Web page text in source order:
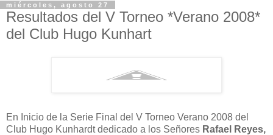
miércoles, agosto 27
Resultados del V Torneo *Verano 2008*
del Club Hugo Kunhart
En Inicio de la Serie Final del V Torneo Verano 2008 del
Club Hugo Kunhardt dedicado a los Señores Rafael Reyes,